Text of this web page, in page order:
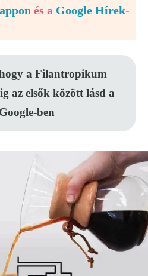
és a Google Hírek-
a Filantropikum
az elsők között lásd a
Google-ben